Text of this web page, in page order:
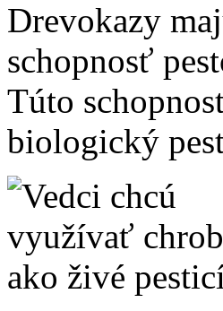
Drevokazy
schopnosť
Túto
biologický